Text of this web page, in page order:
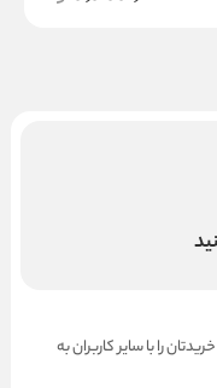
را با سایر کاربران به